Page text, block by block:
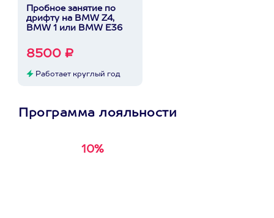
Пробное занятие по
дрифту на BMW Z4,
BMW 1 или BMW E36
8500 ₽
Работает круглый год
Программа лояльности
10%